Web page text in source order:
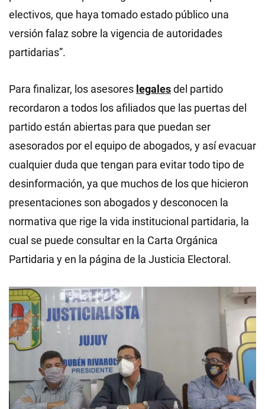
electivos, que haya tomado estado público una
versión falaz sobre la vigencia de autoridades
partidarias”.
Para finalizar, los asesores legalesdel partido
recordaron a todos los afiliados que las puertas del
partido están abiertas para que puedan ser
asesorados por el equipo de abogados, y así evacuar
cualquier duda que tengan para evitar todo tipo de
desinformación, ya que muchos de los que hicieron
presentaciones son abogados y desconocen la
normativa que rige la vida institucional partidaria, la
cual se puede consultar en la Carta Orgánica
Partidaria y en la página de la Justicia Electoral.